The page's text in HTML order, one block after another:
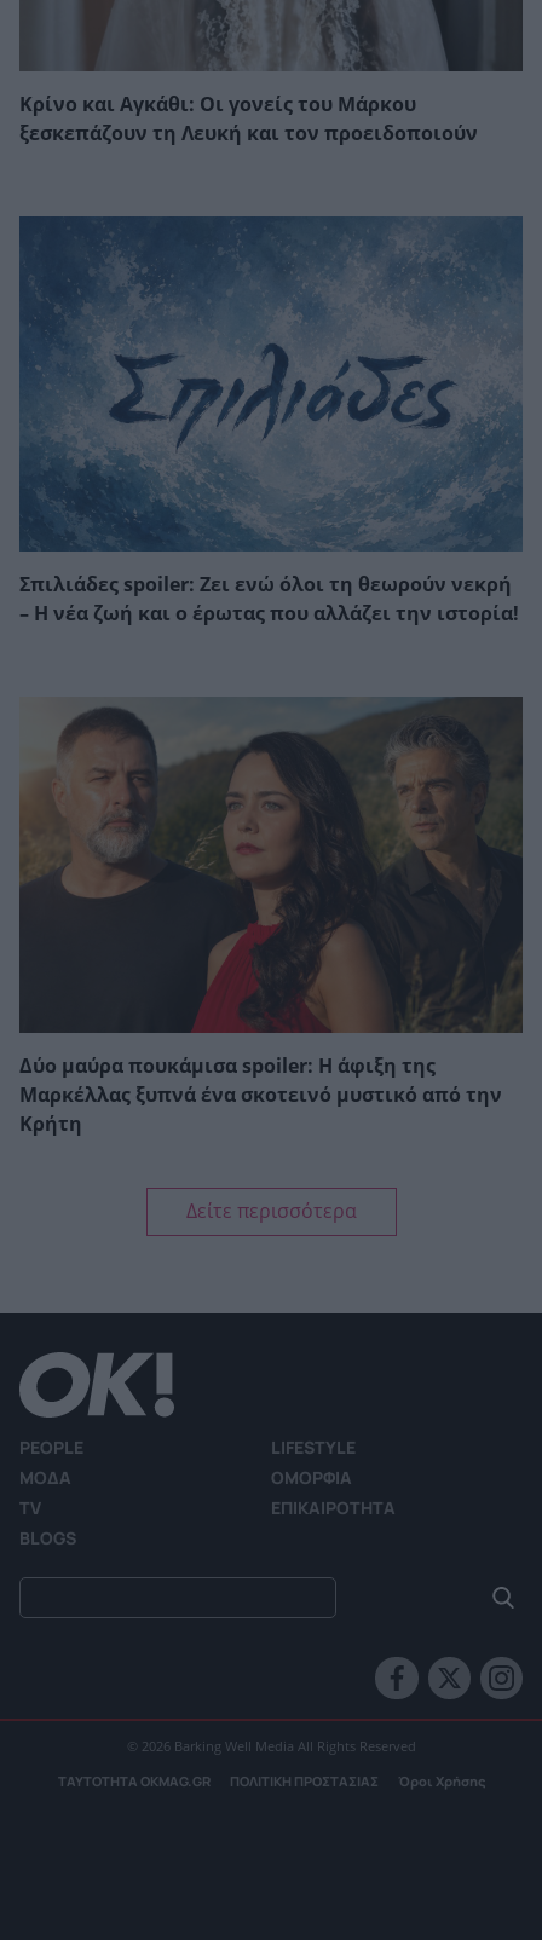
Κρίνο και Αγκάθι: Οι γονείς του Μάρκου
ξεσκεπάζουν τη Λευκή και τον προειδοποιούν
Σπιλιάδες spoiler: Ζει ενώ όλοι τη θεωρούν νεκρή
– Η νέα ζωή και ο έρωτας που αλλάζει την ιστορία!
Δύο μαύρα πουκάμισα spoiler: Η άφιξη της
Μαρκέλλας ξυπνά ένα σκοτεινό μυστικό από την
Κρήτη
Δείτε περισσότερα
PEOPLE
LIFESTYLE
ΜΟΔΑ
ΟΜΟΡΦΙΑ
TV
ΕΠΙΚΑΙΡΟΤΗΤΑ
BLOGS
© 2026 Barking Well Media All Rights Reserved
ΤΑΥΤΟΤΗΤΑ OKMAG.GR ΠΟΛΙΤΙΚΗ ΠΡΟΣΤΑΣΙΑΣ Όροι Χρήσης